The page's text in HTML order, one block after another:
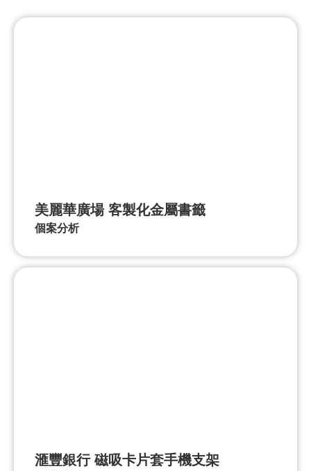
美麗華廣場 客製化金屬書籤
個案分析
滙豐銀行 磁吸卡片套手機支架